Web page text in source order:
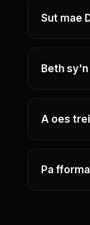
Sut mae
Beth
A oes
Pa